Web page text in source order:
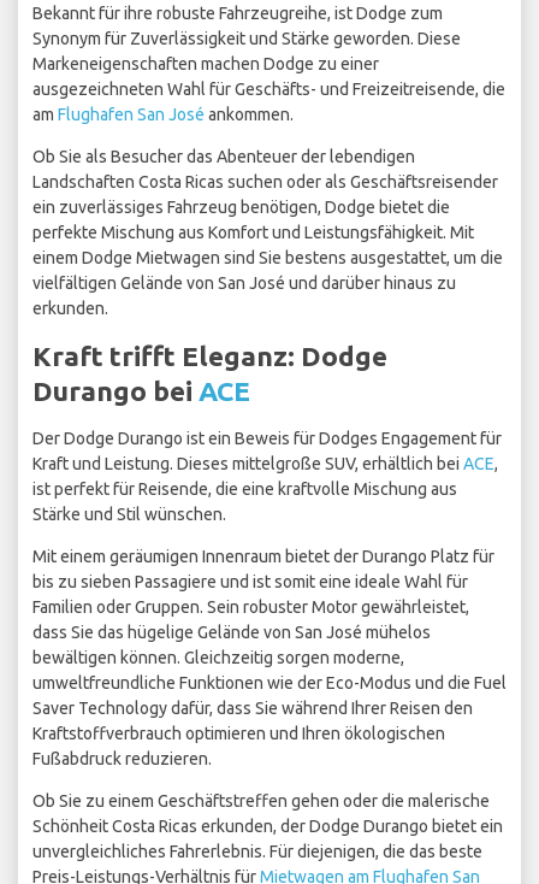
Bekannt für ihre robuste Fahrzeugreihe, ist Dodge zum
Synonym für Zuverlässigkeit und Stärke geworden. Diese
Markeneigenschaften machen Dodge zu einer
ausgezeichneten Wahl für Geschäfts- und Freizeitreisende, die
am Flughafen San José ankommen.
Ob Sie als Besucher das Abenteuer der lebendigen
Landschaften Costa Ricas suchen oder als Geschäftsreisender
ein zuverlässiges Fahrzeug benötigen, Dodge bietet die
perfekte Mischung aus Komfort und Leistungsfähigkeit. Mit
einem Dodge Mietwagen sind Sie bestens ausgestattet, um die
vielfältigen Gelände von San José und darüber hinaus zu
erkunden.
Kraft trifft Eleganz: Dodge
Durango bei ACE
Der Dodge Durango ist ein Beweis für Dodges Engagement für
Kraft und Leistung. Dieses mittelgroße SUV, erhältlich bei ACE,
ist perfekt für Reisende, die eine kraftvolle Mischung aus
Stärke und Stil wünschen.
Mit einem geräumigen Innenraum bietet der Durango Platz für
bis zu sieben Passagiere und ist somit eine ideale Wahl für
Familien oder Gruppen. Sein robuster Motor gewährleistet,
dass Sie das hügelige Gelände von San José mühelos
bewältigen können. Gleichzeitig sorgen moderne,
umweltfreundliche Funktionen wie der Eco-Modus und die Fuel
Saver Technology dafür, dass Sie während Ihrer Reisen den
Kraftstoffverbrauch optimieren und Ihren ökologischen
Fußabdruck reduzieren.
Ob Sie zu einem Geschäftstreffen gehen oder die malerische
Schönheit Costa Ricas erkunden, der Dodge Durango bietet ein
unvergleichliches Fahrerlebnis. Für diejenigen, die das beste
Preis-Leistungs-Verhältnis fürMietwagen am Flughafen San